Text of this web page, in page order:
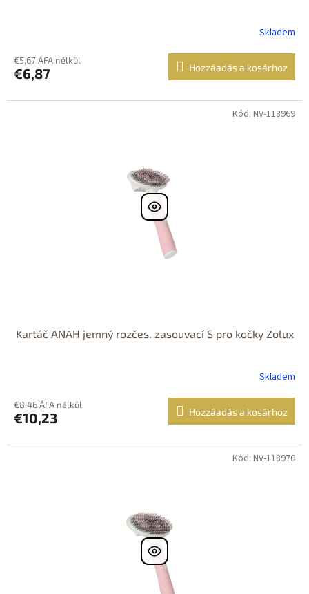
Skladem
€5,67 ÁFA nélkül
€6,87 Hozzáadás a kosárhoz
Kartáč ANAH jemný rozčes. zasouvací S pro kočky Zolux
Skladem
€8,46 ÁFA nélkül
€10,23 Hozzáadás a kosárhoz
Kód: NV-118969
Kód: NV-118970